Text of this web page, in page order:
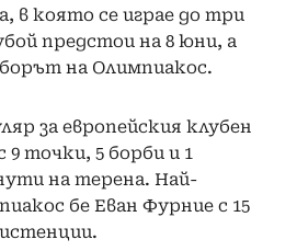
в която се играе до три
предстои на 8 юни, а
на Олимпиакос.
за европейския клубен
точки, 5 борби и 1
на терена. Най-
бе Еван Фурние с 15